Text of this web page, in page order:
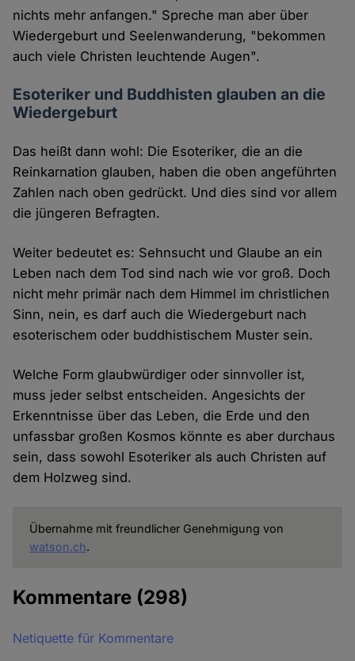
nichts mehr anfangen." Spreche man aber über
Wiedergeburt und Seelenwanderung, "bekommen
auch viele Christen leuchtende Augen".
Esoteriker und Buddhisten glauben an die
Wiedergeburt
Das heißt dann wohl: Die Esoteriker, die an die
Reinkarnation glauben, haben die oben angeführten
Zahlen nach oben gedrückt. Und dies sind vor allem
die jüngeren Befragten.
Weiter bedeutet es: Sehnsucht und Glaube an ein
Leben nach dem Tod sind nach wie vor groß. Doch
nicht mehr primär nach dem Himmel im christlichen
Sinn, nein, es darf auch die Wiedergeburt nach
esoterischem oder buddhistischem Muster sein.
Welche Form glaubwürdiger oder sinnvoller ist,
muss jeder selbst entscheiden. Angesichts der
Erkenntnisse über das Leben, die Erde und den
unfassbar großen Kosmos könnte es aber durchaus
sein, dass sowohl Esoteriker als auch Christen auf
dem Holzweg sind.
Übernahme mit freundlicher Genehmigung von
watson.ch.
Kommentare (298)
Netiquette für Kommentare